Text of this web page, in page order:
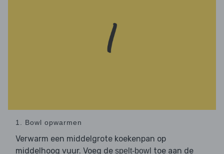
1. Bowl opwarmen
Verwarm een middelgrote koekenpan op
middelhoog vuur. Voeg de spelt-bowl toe aan de